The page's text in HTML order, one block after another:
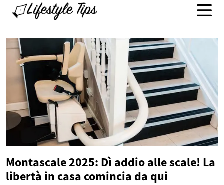
Montascale 2025: Dì addio alle scale! La
libertà in casa comincia da qui